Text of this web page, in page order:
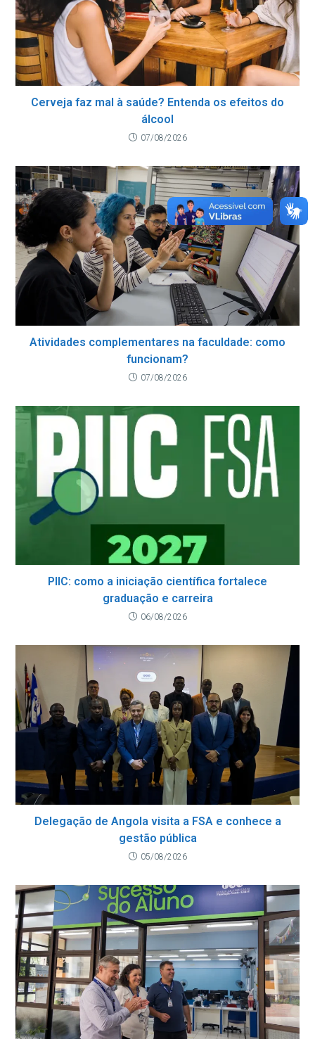
Cerveja faz mal à saúde? Entenda os efeitos do
álcool
07/08/2026
Atividades complementares na faculdade: como
funcionam?
07/08/2026
PIIC: como a iniciação científica fortalece
graduação e carreira
06/08/2026
Delegação de Angola visita a FSA e conhece a
gestão pública
05/08/2026